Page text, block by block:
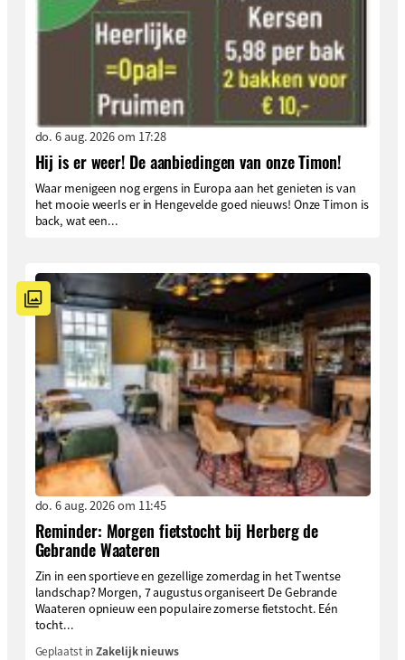
do. 6 aug. 2026 om 17:28
Hij is er weer! De aanbiedingen van onze Timon!
Waar menigeen nog ergens in Europa aan het genieten is van
het mooie weerIs er in Hengevelde goed nieuws! Onze Timon is
back, wat een...
do. 6 aug. 2026 om 11:45
Reminder: Morgen fietstocht bij Herberg de
Gebrande Waateren
Zin in een sportieve en gezellige zomerdag in het Twentse
landschap? Morgen, 7 augustus organiseert De Gebrande
Waateren opnieuw een populaire zomerse fietstocht. Eén
tocht...
Geplaatst inZakelijk nieuws